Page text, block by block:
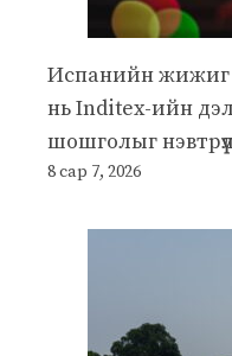
Испанийн жижиг
нь Inditex-ийн
шошголыг
8 сар 7, 2026